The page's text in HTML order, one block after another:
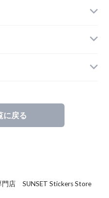
に戻る
門店 SUNSET Stickers Store